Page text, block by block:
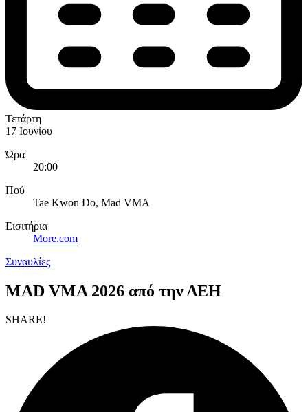
Τετάρτη
17 Ιουνίου
Ώρα
20:00
Πού
Tae Kwon Do, Mad VΜΑ
Εισιτήρια
More.com
Συναυλίες
MAD VMA 2026 από την ΔΕΗ
SHARE!